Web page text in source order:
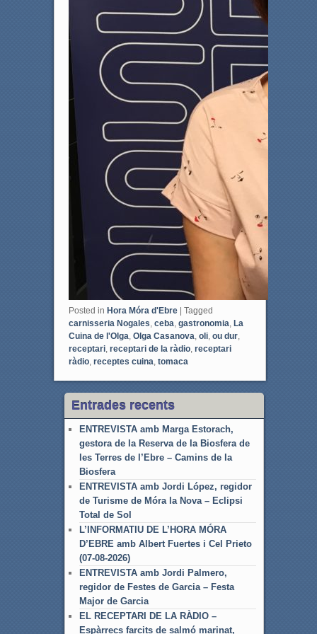
Posted in Hora Móra d'Ebre
Tagged
carnisseria Nogales, ceba, gastronomia, La
Cuina de l'Olga, Olga Casanova, oli, ou dur,
receptari, receptari de la ràdio, receptari
ràdio, receptes cuina, tomaca
Entrades recents
ENTREVISTA amb Marga Estorach,
gestora de la Reserva de la Biosfera de
les Terres de l’Ebre – Camins de la
Biosfera
ENTREVISTA amb Jordi López, regidor
de Turisme de Móra la Nova – Eclipsi
Total de Sol
L’INFORMATIU DE L’HORA MÓRA
D’EBRE amb Albert Fuertes i Cel Prieto
(07-08-2026)
ENTREVISTA amb Jordi Palmero,
regidor de Festes de Garcia – Festa
Major de Garcia
EL RECEPTARI DE LA RÀDIO –
Espàrrecs farcits de salmó marinat,